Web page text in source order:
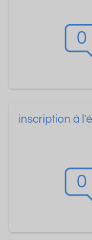
0
0
inscription à